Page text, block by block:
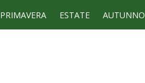
PRIMAVERA ESTATE AUTUNNO